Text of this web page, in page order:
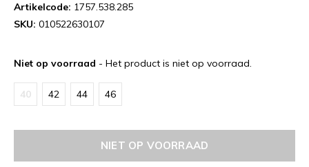
Artikelcode: 1757.538.285
SKU: 010522630107
Niet op voorraad - Het product is niet op voorraad.
40 42 44 46
NIET OP VOORRAAD